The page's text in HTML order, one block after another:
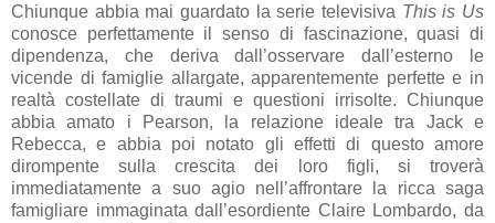
Chiunque abbia mai guardato la serie televisiva This is Us
conosce perfettamente il senso di fascinazione, quasi di
dipendenza, che deriva dall’osservare dall’esterno le
vicende di famiglie allargate, apparentemente perfette e in
realtà costellate di traumi e questioni irrisolte. Chiunque
abbia amato i Pearson, la relazione ideale tra Jack e
Rebecca, e abbia poi notato gli effetti di questo amore
dirompente sulla crescita dei loro figli, si troverà
immediatamente a suo agio nell’affrontare la ricca saga
famigliare immaginata dall’esordiente Claire Lombardo, da